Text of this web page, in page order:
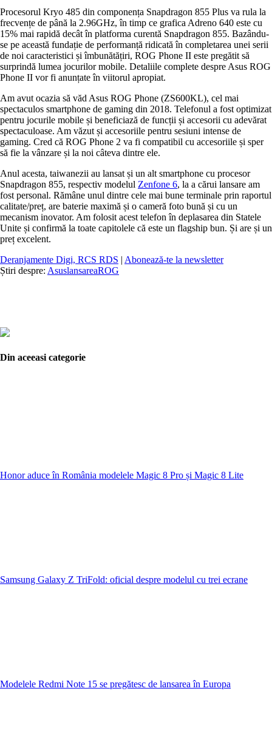
Procesorul Kryo 485 din componența Snapdragon 855 Plus va rula la
frecvențe de până la 2.96GHz, în timp ce grafica Adreno 640 este cu
15% mai rapidă decât în platforma curentă Snapdragon 855. Bazându-
se pe această fundație de performanță ridicată în completarea unei serii
de noi caracteristici și îmbunătățiri, ROG Phone II este pregătit să
surprindă lumea jocurilor mobile. Detaliile complete despre Asus ROG
Phone II vor fi anunțate în viitorul apropiat.
Am avut ocazia să văd Asus ROG Phone (ZS600KL), cel mai
spectaculos smartphone de gaming din 2018. Telefonul a fost optimizat
pentru jocurile mobile și beneficiază de funcții și accesorii cu adevărat
spectaculoase. Am văzut și accesoriile pentru sesiuni intense de
gaming. Cred că ROG Phone 2 va fi compatibil cu accesoriile și sper
să fie la vânzare și la noi câteva dintre ele.
Anul acesta, taiwanezii au lansat și un alt smartphone cu procesor
Snapdragon 855, respectiv modelul Zenfone 6, la a cărui lansare am
fost personal. Rămâne unul dintre cele mai bune terminale prin raportul
calitate/preț, are baterie maximă și o cameră foto bună și cu un
mecanism inovator. Am folosit acest telefon în deplasarea din Statele
Unite și confirmă la toate capitolele că este un flagship bun. Și are și un
preț excelent.
Deranjamente Digi, RCS RDS | Abonează-te la newsletter
Știri despre: AsuslansareaROG
Din aceeasi categorie
Honor aduce în România modelele Magic 8 Pro și Magic 8 Lite
Samsung Galaxy Z TriFold: oficial despre modelul cu trei ecrane
Modelele Redmi Note 15 se pregătesc de lansarea în Europa